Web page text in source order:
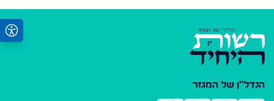
הנדל"ן של המגזר